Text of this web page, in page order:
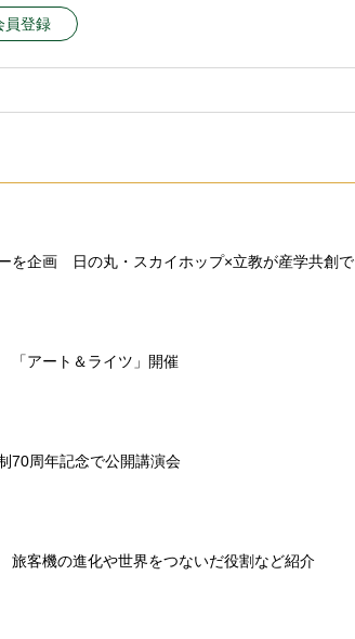
員登録
を企画 日の丸・スカイホップ×立教が産学共創で
「アート＆ライツ」開催
70周年記念で公開講演会
客機の進化や世界をつないだ役割など紹介